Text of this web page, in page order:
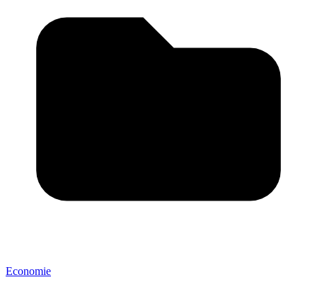
Economie